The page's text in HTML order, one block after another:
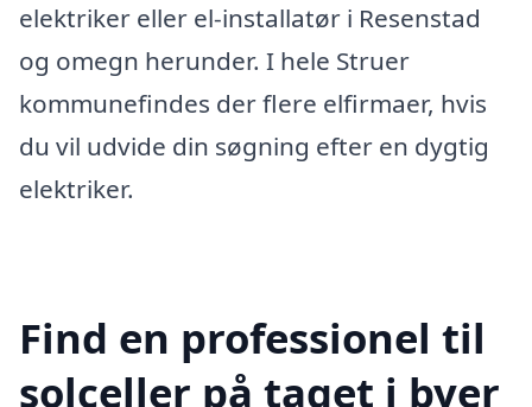
elektriker eller el-installatør i Resenstad
og omegn herunder. I hele Struer
kommunefindes der flere elfirmaer, hvis
du vil udvide din søgning efter en dygtig
elektriker.
Find en professionel til
solceller på taget i byer